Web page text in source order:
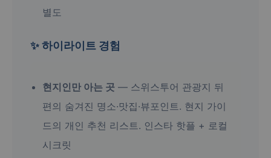
별도
✨ 하이라이트 경험
현지인만 아는 곳 — 스위스투어 관광지 뒤
편의 숨겨진 명소·맛집·뷰포인트. 현지 가이
드의 개인 추천 리스트. 인스타 핫플 + 로컬
시크릿